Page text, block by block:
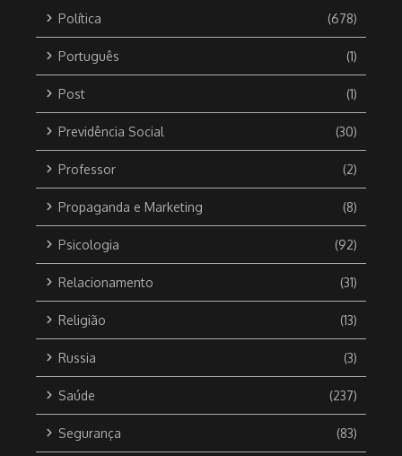
Política (678)
Português (1)
Post (1)
Previdência Social (30)
Professor (2)
Propaganda e Marketing (8)
Psicologia (92)
Relacionamento (31)
Religião (13)
Russia (3)
Saúde (237)
Segurança (83)